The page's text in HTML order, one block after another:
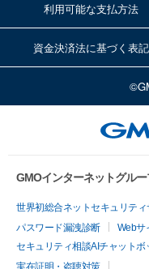
利用可能な支払方法
資金決済法に基づく表記
GMOインターネットグル
世界初総合ネットセキュリティ
パスワード漏洩診断
Webサ
セキュリティ相談AIチャットボ
実在証明・盗聴対策